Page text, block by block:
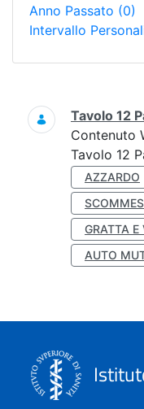
Anno Passato (0)
Intervallo
Ricerca
Tavolo 12
Contenuto
Tavolo 12
AZZARDO
GRATTA E
AUTO